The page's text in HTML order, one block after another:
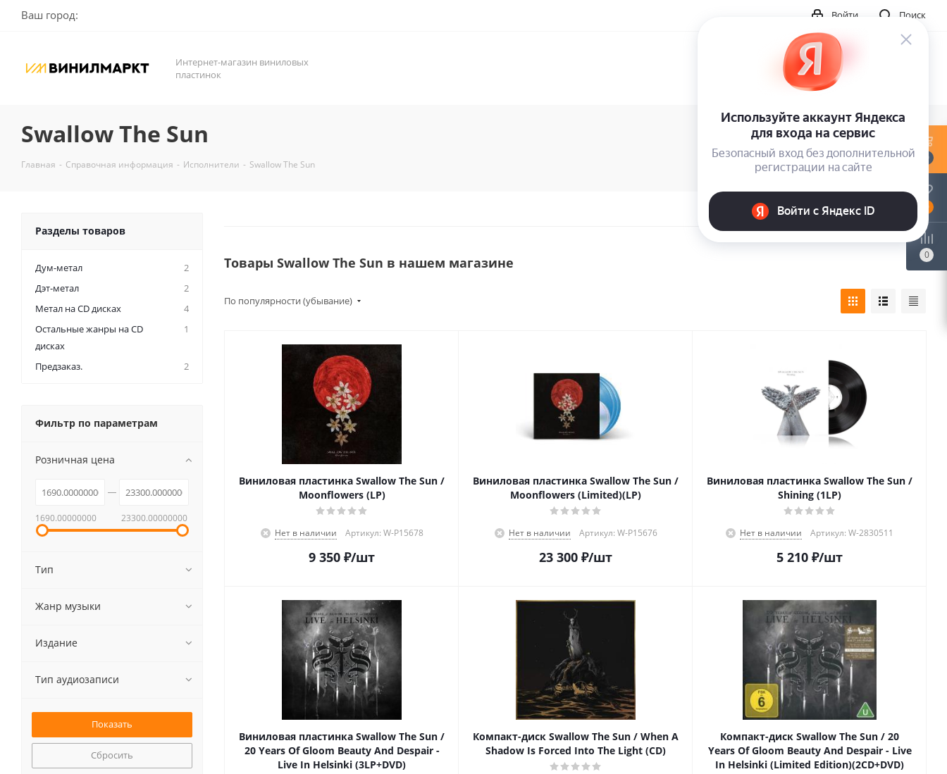
Ваш город: Поиск
Войти
Интернет-магазин виниловых
пластинок
Swallow The Sun
Главная - Справочная информация - Исполнители - Swallow The Sun
Товары Swallow The Sun в нашем магазине
По популярности (убывание)
Виниловая пластинка Swallow The Sun /
Moonflowers (LP)
Нет в наличии Артикул: W-P15678
9 350 ₽/шт
Виниловая пластинка Swallow The Sun /
Moonflowers (Limited)(LP)
Нет в наличии Артикул: W-P15676
23 300 ₽/шт
Виниловая пластинка Swallow The Sun /
Shining (1LP)
Нет в наличии Артикул: W-2830511
5 210 ₽/шт
Виниловая пластинка Swallow The Sun /
20 Years Of Gloom Beauty And Despair -
Live In Helsinki (3LP+DVD)
Компакт-диск Swallow The Sun / When A
Shadow Is Forced Into The Light (CD)
Компакт-диск Swallow The Sun / 20
Years Of Gloom Beauty And Despair - Live
In Helsinki (Limited Edition)(2CD+DVD)
Разделы товаров
Дум-метал
2
Дэт-метал
2
Метал на CD дисках
4
Остальные жанры на CD
дисках
1
Предзаказ. 2
Фильтр по параметрам
Розничная цена
1690.00000000 23300.00000000
Тип
Жанр музыки
Издание
Тип аудиозаписи
Сбросить
0
0
0